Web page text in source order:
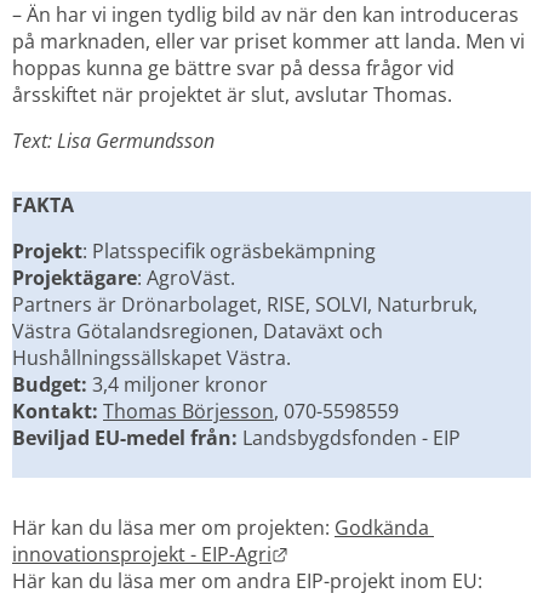
– Än har vi ingen tydlig bild av när den kan introduceras
på marknaden, eller var priset kommer att landa. Men vi
hoppas kunna ge bättre svar på dessa frågor vid
årsskiftet när projektet är slut, avslutar Thomas.
Text: Lisa Germundsson
FAKTA
Projekt: Platsspecifik ogräsbekämpning
Projektägare: AgroVäst.
Partners är Drönarbolaget, RISE, SOLVI, Naturbruk,
Västra Götalandsregionen, Dataväxt och
Hushållningssällskapet Västra.
Budget: 3,4 miljoner kronor
Kontakt: Thomas Börjesson, 070-5598559
Beviljad EU-medel från: Landsbygdsfonden - EIP
Här kan du läsa mer om projekten: Godkända
innovationsprojekt - EIP-Agri